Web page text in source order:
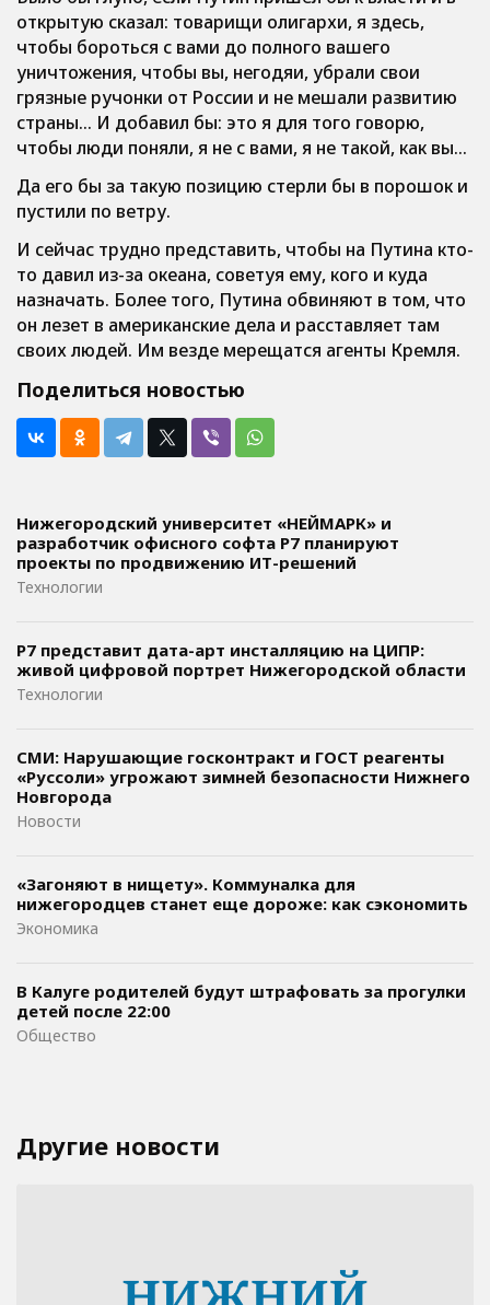
открытую сказал: товарищи олигархи, я здесь,
чтобы бороться с вами до полного вашего
уничтожения, чтобы вы, негодяи, убрали свои
грязные ручонки от России и не мешали развитию
страны… И добавил бы: это я для того говорю,
чтобы люди поняли, я не с вами, я не такой, как вы…
Да его бы за такую позицию стерли бы в порошок и
пустили по ветру.
И сейчас трудно представить, чтобы на Путина кто-
то давил из-за океана, советуя ему, кого и куда
назначать. Более того, Путина обвиняют в том, что
он лезет в американские дела и расставляет там
своих людей. Им везде мерещатся агенты Кремля.
Поделиться новостью
Нижегородский университет «НЕЙМАРК» и
разработчик офисного софта P7 планируют
проекты по продвижению ИТ-решений
Технологии
Р7 представит дата-арт инсталляцию на ЦИПР:
живой цифровой портрет Нижегородской области
Технологии
СМИ: Нарушающие госконтракт и ГОСТ реагенты
«Руссоли» угрожают зимней безопасности Нижнего
Новгорода
Новости
«Загоняют в нищету». Коммуналка для
нижегородцев станет еще дороже: как сэкономить
Экономика
В Калуге родителей будут штрафовать за прогулки
детей после 22:00
Общество
Другие новости